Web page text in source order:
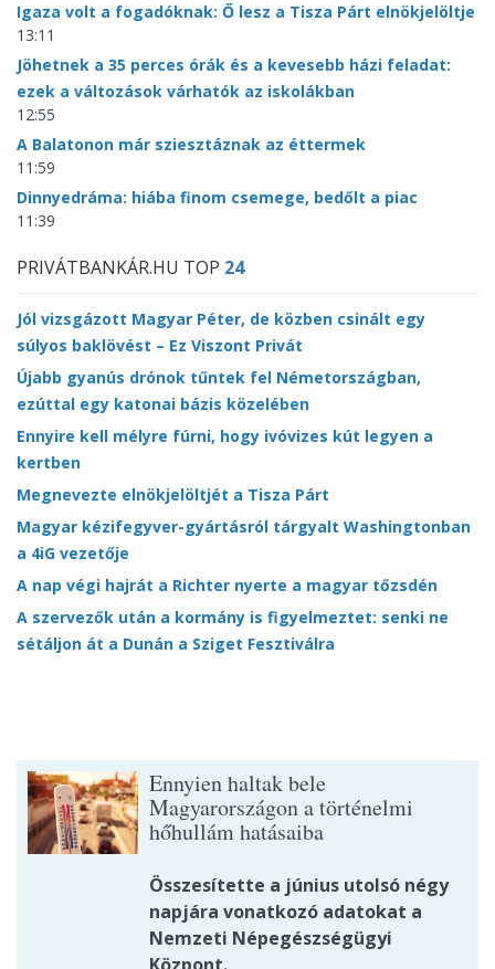
Igaza volt a fogadóknak: Ő lesz a Tisza Párt elnökjelöltje
13:11
Jöhetnek a 35 perces órák és a kevesebb házi feladat:
ezek a változások várhatók az iskolákban
12:55
A Balatonon már sziesztáznak az éttermek
11:59
Dinnyedráma: hiába finom csemege, bedőlt a piac
11:39
PRIVÁTBANKÁR.HU TOP 24
Jól vizsgázott Magyar Péter, de közben csinált egy
súlyos baklövést – Ez Viszont Privát
Újabb gyanús drónok tűntek fel Németországban,
ezúttal egy katonai bázis közelében
Ennyire kell mélyre fúrni, hogy ivóvizes kút legyen a
kertben
Megnevezte elnökjelöltjét a Tisza Párt
Magyar kézifegyver-gyártásról tárgyalt Washingtonban
a 4iG vezetője
A nap végi hajrát a Richter nyerte a magyar tőzsdén
A szervezők után a kormány is figyelmeztet: senki ne
sétáljon át a Dunán a Sziget Fesztiválra
Ennyien haltak bele
Magyarországon a történelmi
hőhullám hatásaiba
Összesítette a június utolsó négy
napjára vonatkozó adatokat a
Nemzeti Népegészségügyi